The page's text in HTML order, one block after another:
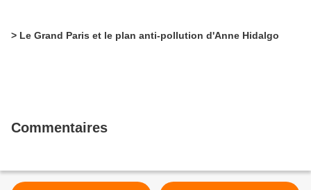
> Le Grand Paris et le plan anti-pollution d'Anne Hidalgo
Commentaires